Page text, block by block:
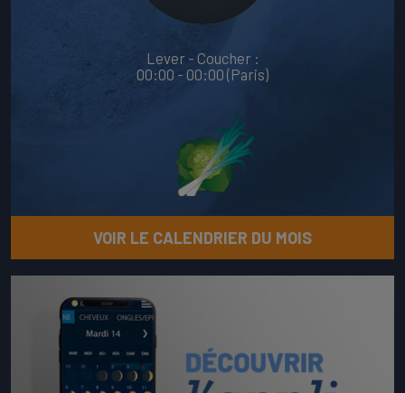
Lever - Coucher :
00:00 - 00:00 (Paris)
VOIR LE CALENDRIER DU MOIS